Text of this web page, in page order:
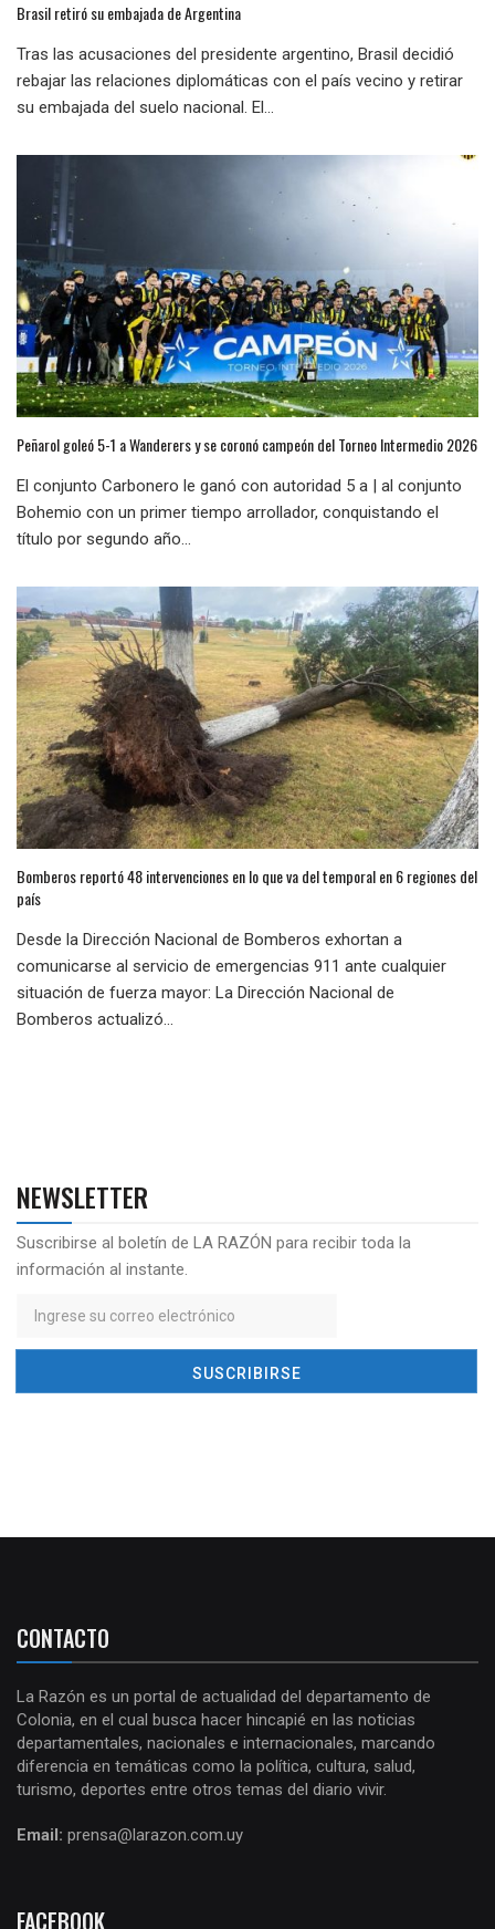
Brasil retiró su embajada de Argentina
Tras las acusaciones del presidente argentino, Brasil decidió
rebajar las relaciones diplomáticas con el país vecino y retirar
su embajada del suelo nacional. El...
Peñarol goleó 5-1 a Wanderers y se coronó campeón del Torneo Intermedio 2026
El conjunto Carbonero le ganó con autoridad 5 a | al conjunto
Bohemio con un primer tiempo arrollador, conquistando el
título por segundo año...
Bomberos reportó 48 intervenciones en lo que va del temporal en 6 regiones del
país
Desde la Dirección Nacional de Bomberos exhortan a
comunicarse al servicio de emergencias 911 ante cualquier
situación de fuerza mayor: La Dirección Nacional de
Bomberos actualizó...
NEWSLETTER
Suscribirse al boletín de LA RAZÓN para recibir toda la
información al instante.
CONTACTO
La Razón es un portal de actualidad del departamento de
Colonia, en el cual busca hacer hincapié en las noticias
departamentales, nacionales e internacionales, marcando
diferencia en temáticas como la política, cultura, salud,
turismo, deportes entre otros temas del diario vivir.
Email: prensa@larazon.com.uy
FACEBOOK